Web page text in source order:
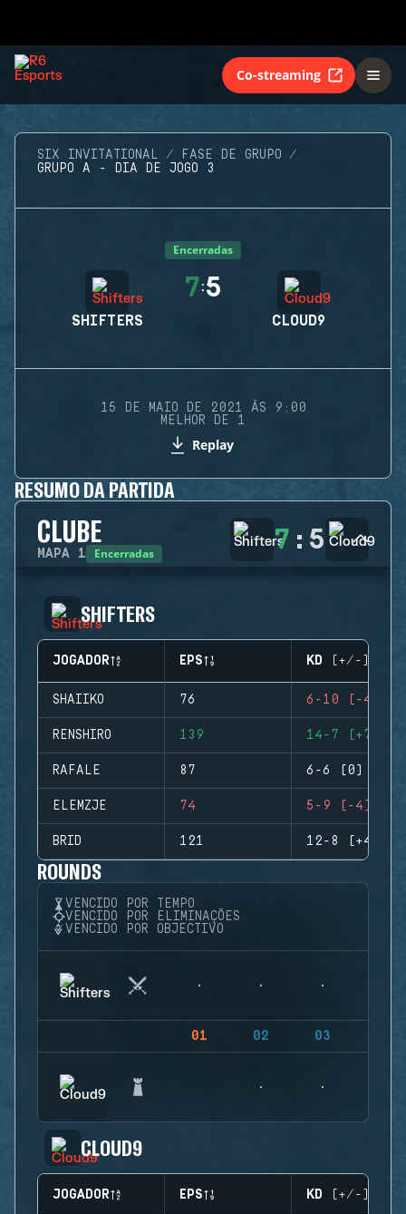
Co-streaming
SIX INVITATIONAL
FASE DE GRUPO
GRUPO A - DIA DE JOGO 3
Encerradas
SHIFTERS
7:5
CLOUD9
15 DE MAIO DE 2021 ÀS 9:00
MELHOR DE 1
Replay
RESUMO DA PARTIDA
CLUBE
MAPA 1 Encerradas 7 : 5
SHIFTERS
JOGADOR EPS KD (+/-)
SHAIIKO 76 6-10 (-4)
RENSHIRO 139 14-7 (+7)
RAFALE 87 6-6 (0)
ELEMZJE 74 5-9 (-4)
BRID 121 12-8 (+4)
ROUNDS
VENCIDO POR TEMPO
VENCIDO POR ELIMINAÇÕES
VENCIDO POR OBJECTIVO
01 02 03
CLOUD9
JOGADOR EPS KD (+/-)